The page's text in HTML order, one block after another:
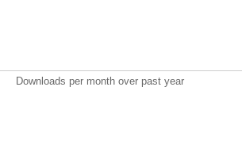
Downloads per month over past year